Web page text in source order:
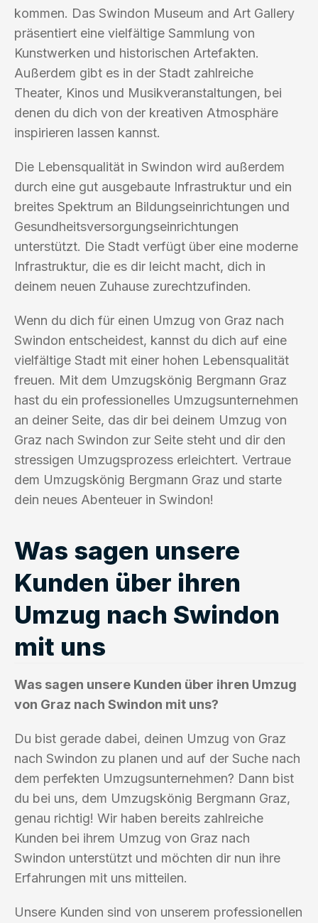
kommen. Das Swindon Museum and Art Gallery
präsentiert eine vielfältige Sammlung von
Kunstwerken und historischen Artefakten.
Außerdem gibt es in der Stadt zahlreiche
Theater, Kinos und Musikveranstaltungen, bei
denen du dich von der kreativen Atmosphäre
inspirieren lassen kannst.
Die Lebensqualität in Swindon wird außerdem
durch eine gut ausgebaute Infrastruktur und ein
breites Spektrum an Bildungseinrichtungen und
Gesundheitsversorgungseinrichtungen
unterstützt. Die Stadt verfügt über eine moderne
Infrastruktur, die es dir leicht macht, dich in
deinem neuen Zuhause zurechtzufinden.
Wenn du dich für einen Umzug von Graz nach
Swindon entscheidest, kannst du dich auf eine
vielfältige Stadt mit einer hohen Lebensqualität
freuen. Mit dem Umzugskönig Bergmann Graz
hast du ein professionelles Umzugsunternehmen
an deiner Seite, das dir bei deinem Umzug von
Graz nach Swindon zur Seite steht und dir den
stressigen Umzugsprozess erleichtert. Vertraue
dem Umzugskönig Bergmann Graz und starte
dein neues Abenteuer in Swindon!
Was sagen unsere
Kunden über ihren
Umzug nach Swindon
mit uns
Was sagen unsere Kunden über ihren Umzug
von Graz nach Swindon mit uns?
Du bist gerade dabei, deinen Umzug von Graz
nach Swindon zu planen und auf der Suche nach
dem perfekten Umzugsunternehmen? Dann bist
du bei uns, dem Umzugskönig Bergmann Graz,
genau richtig! Wir haben bereits zahlreiche
Kunden bei ihrem Umzug von Graz nach
Swindon unterstützt und möchten dir nun ihre
Erfahrungen mit uns mitteilen.
Unsere Kunden sind von unserem professionellen